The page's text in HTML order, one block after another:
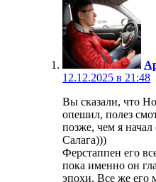
12.12.2025 в 21:48
Вы сказали, что
опешил, полез
позже, чем я
Салага)))
Ферстаппен его
пока именно он
эпохи. Все же его